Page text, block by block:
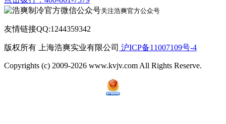
关注浩爽官方公众号
友情链接QQ:1244359342
版权所有 上海浩爽实业有限公司 沪ICP备11007109号-4
Copyrights (c) 2009-2026 www.kvjv.com All Rights Reserve.